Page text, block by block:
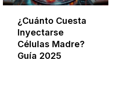
¿Cuánto Cuesta
Inyectarse
Células Madre?
Guía 2025